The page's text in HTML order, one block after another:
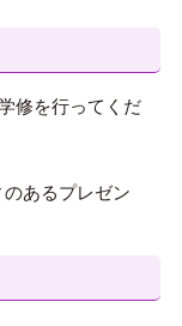
修を行ってくだ
あるプレゼン